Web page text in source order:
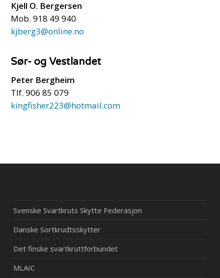
Kjell O. Bergersen
Mob. 918 49 940
kjberg3@online.no
Sør- og Vestlandet
Peter Bergheim
Tlf. 906 85 079
kingfisher223@hotmail.com
Svenske Svartkruts Skytte Federasjon
Danske Sortkrudtsskytter
Det finske svartkruttforbundet
MLAIC